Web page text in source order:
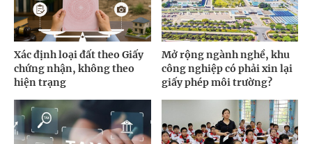
Xác định loại đất theo Giấy
chứng nhận, không theo
hiện trạng
Mở rộng ngành nghề, khu
công nghiệp có phải xin lại
giấy phép môi trường?